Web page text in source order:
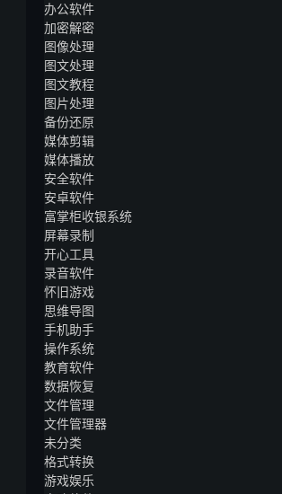
办公软件
加密解密
图像处理
图文处理
图文教程
图片处理
备份还原
媒体剪辑
媒体播放
安全软件
安卓软件
富掌柜收银系统
屏幕录制
开心工具
录音软件
怀旧游戏
思维导图
手机助手
操作系统
教育软件
数据恢复
文件管理
文件管理器
未分类
格式转换
游戏娱乐